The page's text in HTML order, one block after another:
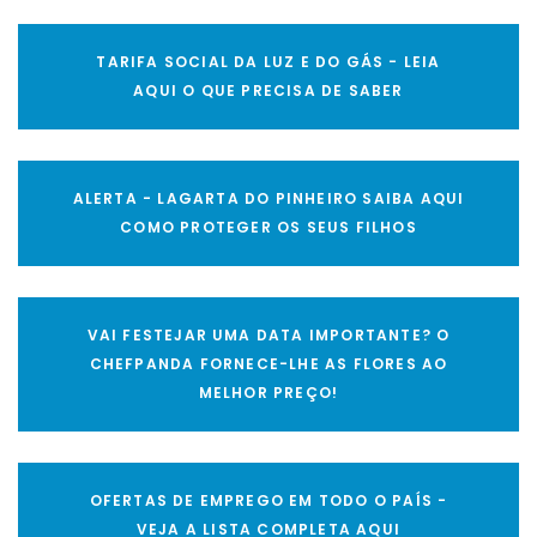
TARIFA SOCIAL DA LUZ E DO GÁS - LEIA
AQUI O QUE PRECISA DE SABER
ALERTA - LAGARTA DO PINHEIRO SAIBA AQUI
COMO PROTEGER OS SEUS FILHOS
VAI FESTEJAR UMA DATA IMPORTANTE? O
CHEFPANDA FORNECE-LHE AS FLORES AO
MELHOR PREÇO!
OFERTAS DE EMPREGO EM TODO O PAÍS -
VEJA A LISTA COMPLETA AQUI